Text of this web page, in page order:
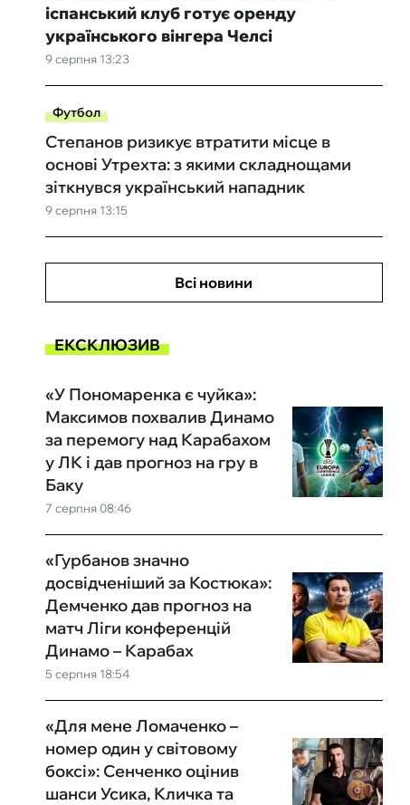
9 серпня 13:23
іспанський клуб готує оренду
українського вінгера Челсі
Футбол
9 серпня 13:15
Степанов ризикує втратити місце в
основі Утрехта: з якими складнощами
зіткнувся український нападник
Всі новини
ЕКСКЛЮЗИВ
7 серпня 08:46
«У Пономаренка є чуйка»:
Максимов похвалив Динамо
за перемогу над Карабахом
у ЛК і дав прогноз на гру в
Баку
5 серпня 18:54
«Гурбанов значно
досвідченіший за Костюка»:
Демченко дав прогноз на
матч Ліги конференцій
Динамо – Карабах
«Для мене Ломаченко –
номер один у світовому
боксі»: Сенченко оцінив
шанси Усика, Кличка та